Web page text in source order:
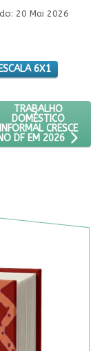
20 Mai 2026
ESCALA 6X1
PÚBLICA
PRÓXIMO ARTIGO:
TRABALHO
DOMÉSTICO
INFORMAL CRESCE
DF EM 2026